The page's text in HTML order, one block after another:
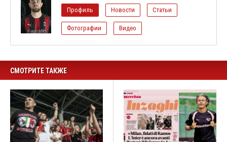
Профиль Новости Статьи
Фотографии Видео
СМОТРИТЕ ТАКЖЕ